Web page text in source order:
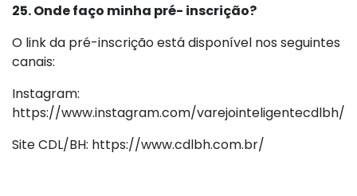
25. Onde faço minha pré- inscrição?
O link da pré-inscrição está disponível nos seguintes
canais:
Instagram:
https://www.instagram.com/varejointeligentecdlbh/
Site CDL/BH: https://www.cdlbh.com.br/